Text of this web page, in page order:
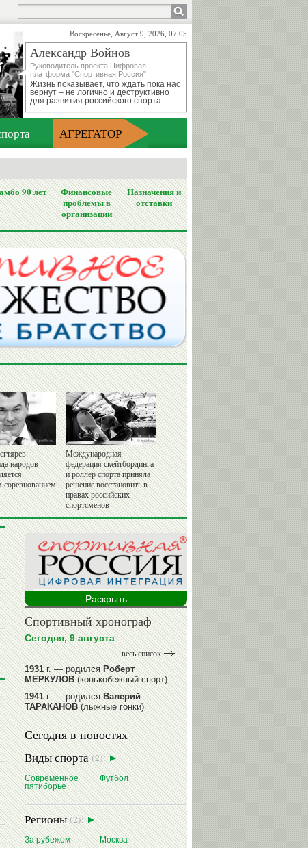
Воскресенье, Август 9, 2026, 07:05
Александр Войнов
Руководитель проекта Цифровая
платформа "Спортивная Россия"
Жизнь показывает, что ждать пока нас
вернут – не логично и деструктивно
для развития российского спорта
АГРЕГАТОР
90 лет
Финансовые
проблемы в
организации
Назначения и
отставки
народов
Международная
федерация скейтбординга
и роллер спорта приняла
решение восстановить в
правах российских
спортсменов
Раскрыть
Спортивный хронограф
Сегодня, 9 августа
весь список
1931г. — родилсяРоберт
МЕРКУЛОВ(конькобежный спорт)
1941г. — родилсяВалерий
ТАРАКАНОВ(лыжные гонки)
1945г. — родилсяАлександр
ГОРЕЛИК(фигурное катание на
коньках)
1945г. — родилсяЗураб
САКАНДЕЛИДЗЕ(баскетбол)
1954г. — родиласьОльга
КНЯЗЕВА(фехтование)
читать далее
Сегодня в новостях
Виды спорта(2):
Современное
пятиборье
Футбол
Регионы(2):
За рубежом Москва